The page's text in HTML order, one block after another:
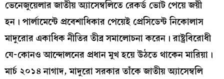
ভেনেজুয়েলার জাতীয় অ্যাসেম্বলিতে রেকর্ড ভোট পেয়ে জয়ী
হন। পার্লামেন্টে প্রবেশাধিকার পেয়েই প্রেসিডেন্ট নিকোলাস
মাদুরোর একাধিক নীতির তীব্র সমালোচনা করেন। রাষ্ট্রবিরোধী
যে-কোনও আন্দোলনের প্রধান মুখ হয়ে উঠতে থাকেন মারিয়া।
মার্চ ২০১৪ নাগাদ, মাদুরো সরকার তাঁকে জাতীয় অ্যাসেম্বলি